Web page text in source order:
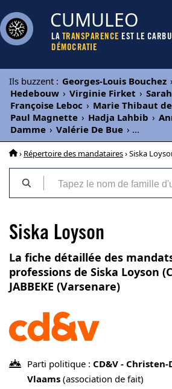
CUMULEO
LA TRANSPARENCE EST LE
DÉMOCRATIE
Ils buzzent : Georges-Louis Bouchez ›
Hedebouw › Virginie Firket ›
Françoise Leboc › Marie Thibaut
Paul Magnette › Hadja Lahbib ›
Damme › Valérie De Bue › ...
› Répertoire des mandataires› Siska
Siska Loyson
La fiche détaillée des
professions de Siska Loyson
JABBEKE (Varsenare)
Parti politique : CD&V -
Vlaams (association de fait)